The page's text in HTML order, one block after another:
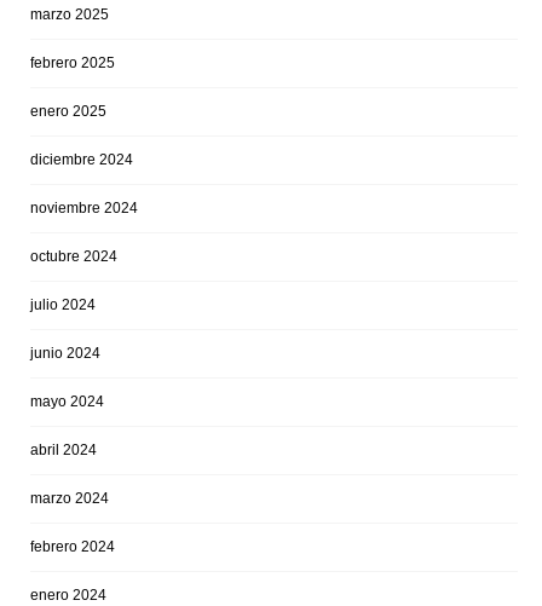
marzo 2025
febrero 2025
enero 2025
diciembre 2024
noviembre 2024
octubre 2024
julio 2024
junio 2024
mayo 2024
abril 2024
marzo 2024
febrero 2024
enero 2024